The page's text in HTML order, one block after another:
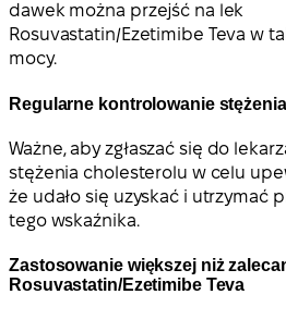
dawek można przejść na lek
Rosuvastatin/Ezetimibe Teva w
mocy.
Regularne kontrolowanie
Ważne, aby zgłaszać się do
stężenia cholesterolu w celu
że udało się uzyskać i utrzymać
tego wskaźnika.
Zastosowanie większej niż
Rosuvastatin/Ezetimibe Teva